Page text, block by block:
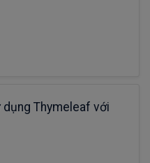
Thymeleaf với